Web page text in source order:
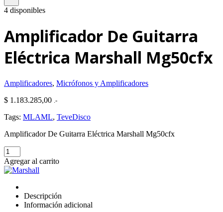
4 disponibles
Amplificador De Guitarra
Eléctrica Marshall Mg50cfx
Amplificadores, Micrófonos y Amplificadores
$ 1.183.285,00 .-
Tags: MLAML, TeveDisco
Amplificador De Guitarra Eléctrica Marshall Mg50cfx
Amplificador
De
Guitarra
Marshall
Mg50cfx
cantidad
Agregar al carrito
Descripción
Información adicional